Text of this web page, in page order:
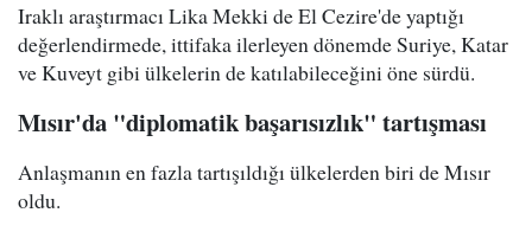
Iraklı araştırmacı Lika Mekki de El Cezire'de yaptığı
değerlendirmede, ittifaka ilerleyen dönemde Suriye, Katar
ve Kuveyt gibi ülkelerin de katılabileceğini öne sürdü.
Mısır'da "diplomatik başarısızlık" tartışması
Anlaşmanın en fazla tartışıldığı ülkelerden biri de Mısır
oldu.